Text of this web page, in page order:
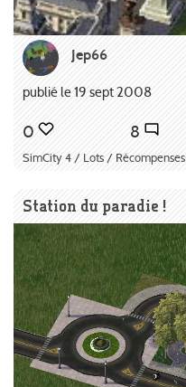
Jep66
publié le 19 sept 2008
0 8
SimCity 4 / Lots / Récompenses
Station du paradie !